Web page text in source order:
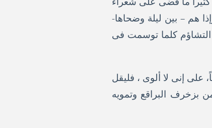
هم – بين ليلة وضحاها-
كلما توسمت فى
إنى لا ألوى ، فليقل
بزخرف البراقع وتمويه